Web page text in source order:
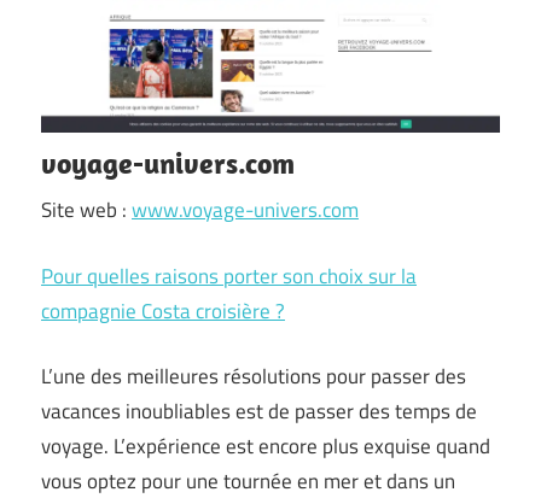
voyage-univers.com
Site web :www.voyage-univers.com
Pour quelles raisons porter son choix sur la
compagnie Costa croisière ?
L’une des meilleures résolutions pour passer des
vacances inoubliables est de passer des temps de
voyage. L’expérience est encore plus exquise quand
vous optez pour une tournée en mer et dans un